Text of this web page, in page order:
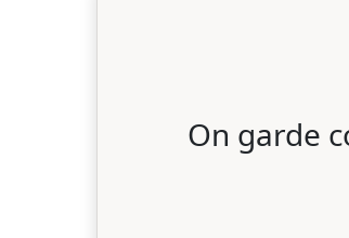
On garde